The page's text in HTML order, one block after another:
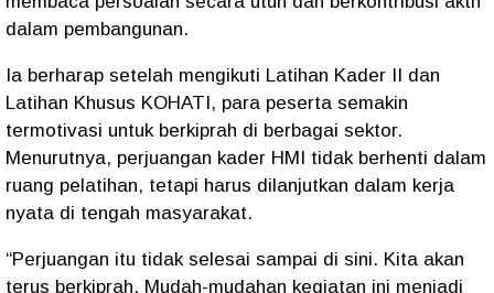
dalam pembangunan.
Ia berharap setelah mengikuti Latihan Kader II dan
Latihan Khusus KOHATI, para peserta semakin
termotivasi untuk berkiprah di berbagai sektor.
Menurutnya, perjuangan kader HMI tidak berhenti dalam
ruang pelatihan, tetapi harus dilanjutkan dalam kerja
nyata di tengah masyarakat.
“Perjuangan itu tidak selesai sampai di sini. Kita akan
terus berkiprah. Mudah-mudahan kegiatan ini menjadi